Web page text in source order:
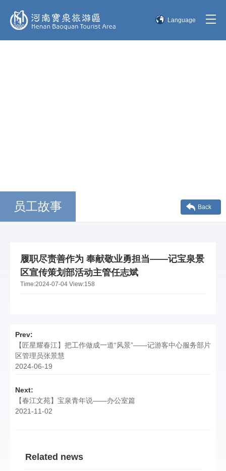
Language
员工故事 Back
履职尽责善作为 奉献敬业勇担当——记宝泉景
区宣传策划部活动主管任志斌
Time:2024-07-04 View:158
Prev:
【匠星耀春江】把工作做成一道“风景”——记游客中心服务部片
区管理员张景慧
2024-06-19
Next:
【春江文苑】宝泉青年说——办公室篇
2021-11-02
Related news